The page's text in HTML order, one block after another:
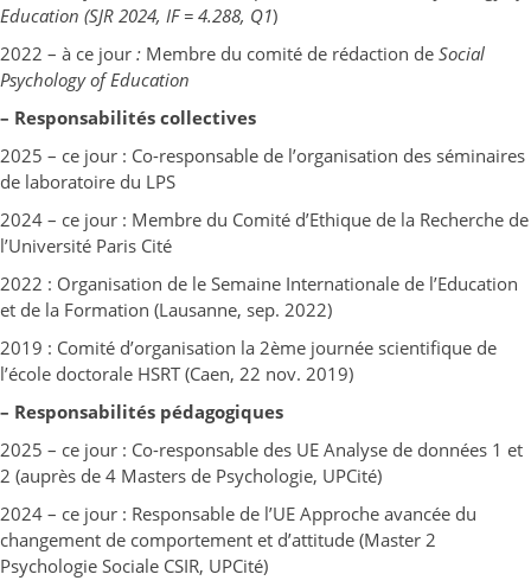
Education (SJR 2024, IF = 4.288, Q1)
2022 – à ce jour : Membre du comité de rédaction de Social
Psychology of Education
– Responsabilités collectives
2025 – ce jour : Co-responsable de l’organisation des séminaires
de laboratoire du LPS
2024 – ce jour : Membre du Comité d’Ethique de la Recherche de
l’Université Paris Cité
2022 : Organisation de le Semaine Internationale de l’Education
et de la Formation (Lausanne, sep. 2022)
2019 : Comité d’organisation la 2ème journée scientifique de
l’école doctorale HSRT (Caen, 22 nov. 2019)
– Responsabilités pédagogiques
2025 – ce jour : Co-responsable des UE Analyse de données 1 et
2 (auprès de 4 Masters de Psychologie, UPCité)
2024 – ce jour : Responsable de l’UE Approche avancée du
changement de comportement et d’attitude (Master 2
Psychologie Sociale CSIR, UPCité)